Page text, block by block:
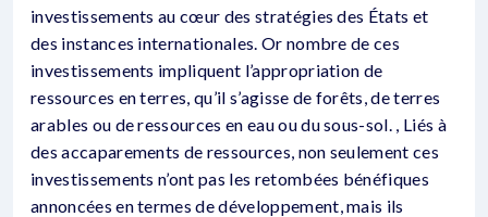
investissements au cœur des stratégies des États et
des instances internationales. Or nombre de ces
investissements impliquent l’appropriation de
ressources en terres, qu’il s’agisse de forêts, de terres
arables ou de ressources en eau ou du sous-sol. , Liés à
des accaparements de ressources, non seulement ces
investissements n’ont pas les retombées bénéfiques
annoncées en termes de développement, mais ils